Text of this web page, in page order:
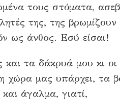
τους στόματα,
της, της βρωμίζουν
ως άνθος. Εσύ είσαι!
και τα δάκρυά μου κι
χώρα μας υπάρχει, τα
άγαλμα, γιατί,